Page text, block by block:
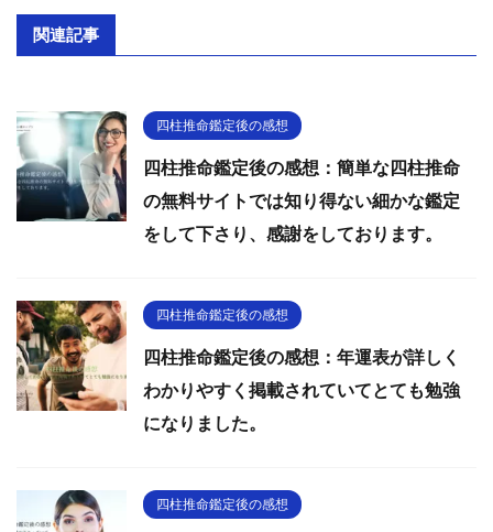
関連記事
四柱推命鑑定後の感想
四柱推命鑑定後の感想：簡単な四柱推命
の無料サイトでは知り得ない細かな鑑定
をして下さり、感謝をしております。
四柱推命鑑定後の感想
四柱推命鑑定後の感想：年運表が詳しく
わかりやすく掲載されていてとても勉強
になりました。
四柱推命鑑定後の感想